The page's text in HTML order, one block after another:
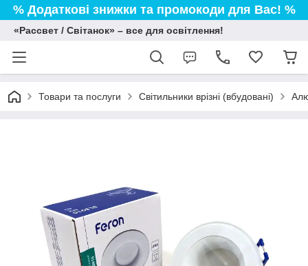
% Додаткові знижки та промокоди для Вас! %
«Рассвет / Світанок» – все для освітлення!
Товари та послуги Світильники врізні (вбудовані)